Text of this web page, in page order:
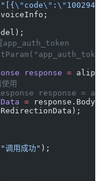
"[{ \" code\" : \"
app_auth_token
response =
用
response =
= response.Body;
"调用成功" );